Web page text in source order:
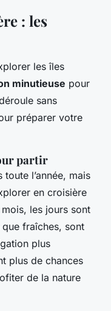
: les
les îles
minutieuse pour
sans
préparer votre
partir
l’année, mais
en croisière
les jours sont
fraîches, sont
plus
plus de chances
de la nature